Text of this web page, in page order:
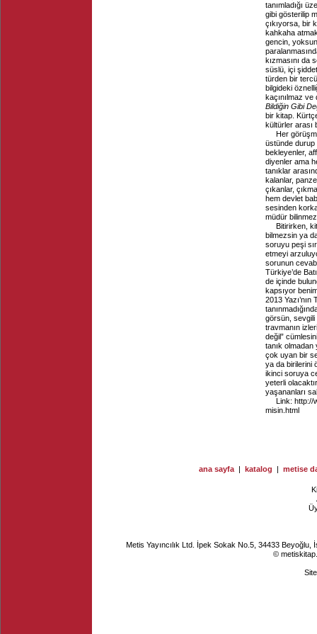
tanımladığı
gibi gösterilip
çıkıyorsa, bir
kahkaha
gencin,
kızmasını da
süslü, içi
türden bir
bilgideki
kaçınılmaz ve
Bildiğin Gibi
bir kitap.
kültürler arası
Her
üstünde durup
bekleyenler,
diyenler ama
tanıklar
kalanlar,
çıkanlar,
hem devlet
sesinden
müdür
Bitirirken,
bilmezsin ya
soruyu peşi
etmeyi
sorunun
Türkiye’de
de içinde
kapsıyor
2013
görsün, sevgili
travmanın
değil”
tanık
çok uyan bir
ya da birilerini
ikinci soruya
yeterli
yaşananları
Link: http://
misin.html
ana sayfa | katalog | metise
Metis Yayıncılık Ltd. İpek Sokak No.5, 34433
©